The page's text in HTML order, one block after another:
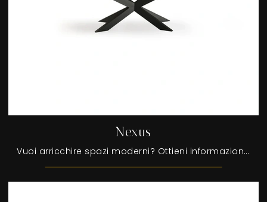
Nexus
Vuoi arricchire spazi moderni? Ottieni informazioni sui tavoli moderni allungabili: il modello da pranzo Nexus ti sta aspettando.